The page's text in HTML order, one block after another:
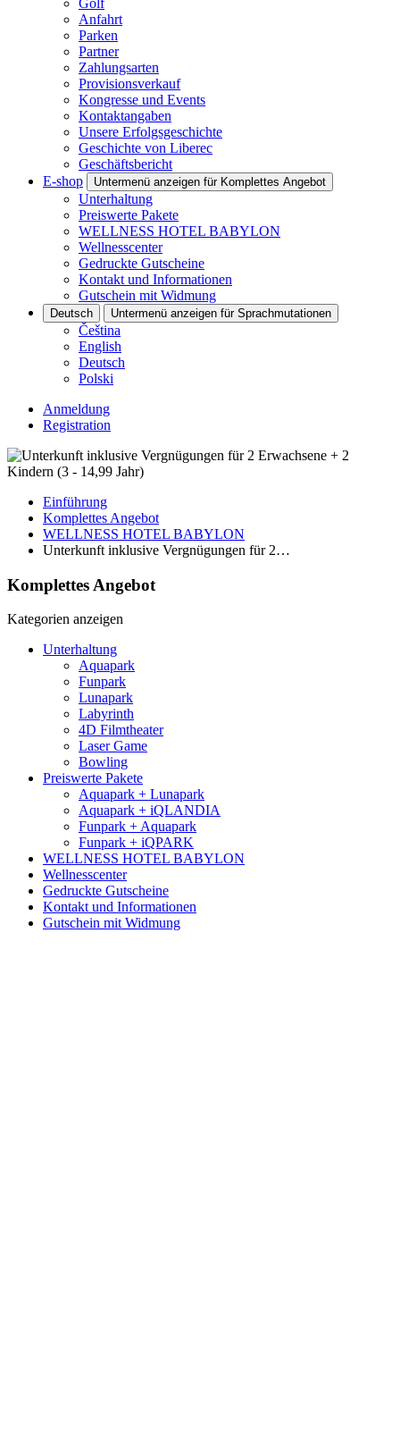
Golf
Anfahrt
Parken
Partner
Zahlungsarten
Provisionsverkauf
Kongresse und Events
Kontaktangaben
Unsere Erfolgsgeschichte
Geschichte von Liberec
Geschäftsbericht
E-shop
Untermenü anzeigen für Komplettes Angebot
Unterhaltung
Preiswerte Pakete
WELLNESS HOTEL BABYLON
Wellnesscenter
Gedruckte Gutscheine
Kontakt und Informationen
Gutschein mit Widmung
Deutsch Untermenü anzeigen für Sprachmutationen
Čeština
English
Deutsch
Polski
Anmeldung
Registration
Einführung
Komplettes Angebot
WELLNESS HOTEL BABYLON
Unterkunft inklusive Vergnügungen für 2…
Komplettes Angebot
Kategorien anzeigen
Unterhaltung
Aquapark
Funpark
Lunapark
Labyrinth
4D Filmtheater
Laser Game
Bowling
Preiswerte Pakete
Aquapark + Lunapark
Aquapark + iQLANDIA
Funpark + Aquapark
Funpark + iQPARK
WELLNESS HOTEL BABYLON
Wellnesscenter
Gedruckte Gutscheine
Kontakt und Informationen
Gutschein mit Widmung